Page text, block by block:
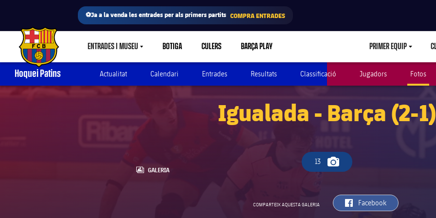
⚽Ja a la venda les entrades per als primers partits COMPRA ENTRADES
FC Barcelona club badge ENTRADES I MUSEULABEL.SHARE.CARETDOWN
BOTIGA CULERS BARÇA PLAY PRIMER EQUIP
Hoquei Patins Actualitat Calendari Entrades Resultats Classificació Jugadors Fotos
Igualada - Barça (2-1)
13
Icona de càmera
LABEL.ARIA.GALLERY
GALERIA
COMPARTEIX AQUESTA GALERIA label.aria.facebook
Facebook